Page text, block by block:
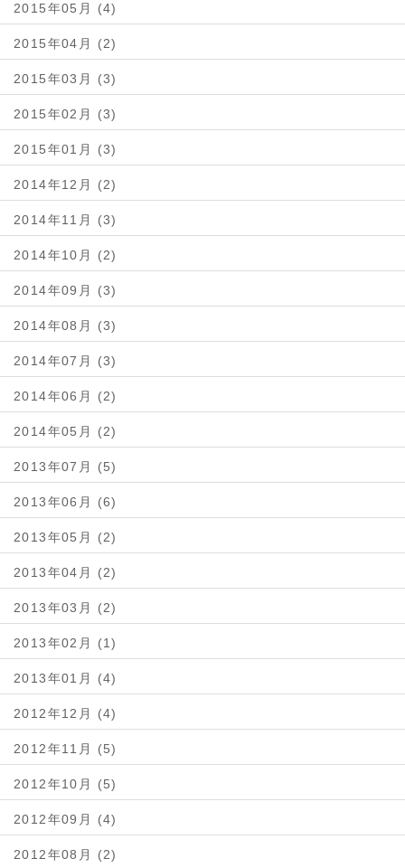
2015年05月 (4)
2015年04月 (2)
2015年03月 (3)
2015年02月 (3)
2015年01月 (3)
2014年12月 (2)
2014年11月 (3)
2014年10月 (2)
2014年09月 (3)
2014年08月 (3)
2014年07月 (3)
2014年06月 (2)
2014年05月 (2)
2013年07月 (5)
2013年06月 (6)
2013年05月 (2)
2013年04月 (2)
2013年03月 (2)
2013年02月 (1)
2013年01月 (4)
2012年12月 (4)
2012年11月 (5)
2012年10月 (5)
2012年09月 (4)
2012年08月 (2)